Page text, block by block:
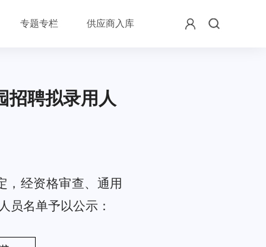
专题专栏 供应商入库
招聘拟录用人
经资格审查、通用
员名单予以公示 ：